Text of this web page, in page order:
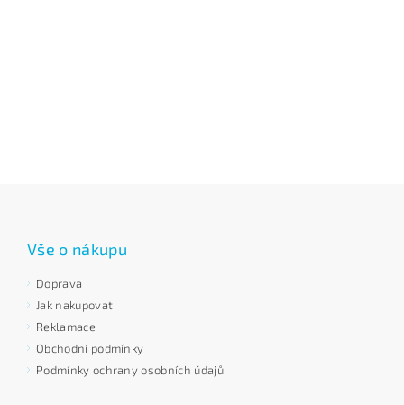
Vše o nákupu
Doprava
Jak nakupovat
Reklamace
Obchodní podmínky
Podmínky ochrany osobních údajů